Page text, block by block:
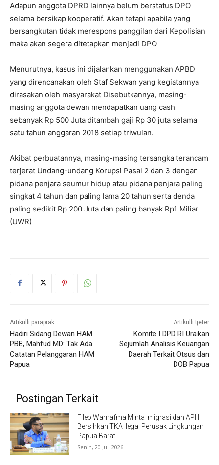
Adapun anggota DPRD lainnya belum berstatus DPO
selama bersikap kooperatif. Akan tetapi apabila yang
bersangkutan tidak merespons panggilan dari Kepolisian
maka akan segera ditetapkan menjadi DPO
Menurutnya, kasus ini dijalankan menggunakan APBD
yang direncanakan oleh Staf Sekwan yang kegiatannya
dirasakan oleh masyarakat Disebutkannya, masing-
masing anggota dewan mendapatkan uang cash
sebanyak Rp 500 Juta ditambah gaji Rp 30 juta selama
satu tahun anggaran 2018 setiap triwulan.
Akibat perbuatannya, masing-masing tersangka terancam
terjerat Undang-undang Korupsi Pasal 2 dan 3 dengan
pidana penjara seumur hidup atau pidana penjara paling
singkat 4 tahun dan paling lama 20 tahun serta denda
paling sedikit Rp 200 Juta dan paling banyak Rp1 Miliar.
(UWR)
Artikulli paraprak
Hadiri Sidang Dewan HAM
PBB, Mahfud MD: Tak Ada
Catatan Pelanggaran HAM
Papua
Artikulli tjetër
Komite I DPD RI Uraikan
Sejumlah Analisis Keuangan
Daerah Terkait Otsus dan
DOB Papua
Postingan Terkait
Filep Wamafma Minta Imigrasi dan APH
Bersihkan TKA Ilegal Perusak Lingkungan
Papua Barat
Senin, 20 Juli 2026